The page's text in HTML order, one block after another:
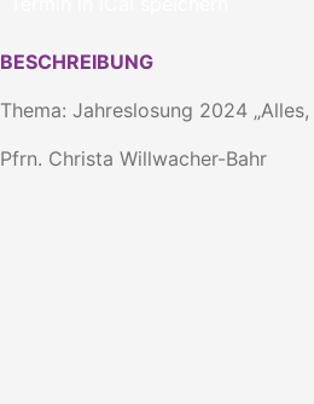
BESCHREIBUNG
Thema: Jahreslosung 2024
Pfrn. Christa Willwacher-Bahr